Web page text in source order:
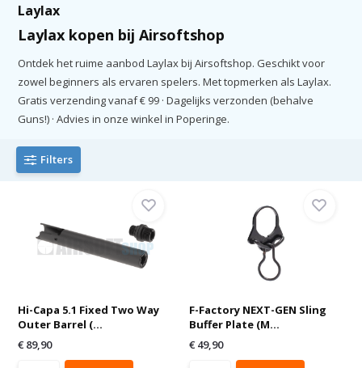
Laylax
Laylax kopen bij Airsoftshop
Ontdek het ruime aanbod Laylax bij Airsoftshop. Geschikt voor
zowel beginners als ervaren spelers. Met topmerken als Laylax.
Gratis verzending vanaf € 99 · Dagelijks verzonden (behalve
Guns!) · Advies in onze winkel in Poperinge.
Filters
Hi-Capa 5.1 Fixed Two Way
Outer Barrel (...
€ 89,90
F-Factory NEXT-GEN Sling
Buffer Plate (M...
€ 49,90